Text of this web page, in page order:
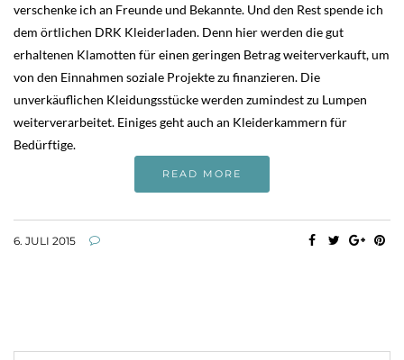
verschenke ich an Freunde und Bekannte. Und den Rest spende ich
dem örtlichen DRK Kleiderladen. Denn hier werden die gut
erhaltenen Klamotten für einen geringen Betrag weiterverkauft, um
von den Einnahmen soziale Projekte zu finanzieren. Die
unverkäuflichen Kleidungsstücke werden zumindest zu Lumpen
weiterverarbeitet. Einiges geht auch an Kleiderkammern für
Bedürftige.
READ MORE
6. JULI 2015